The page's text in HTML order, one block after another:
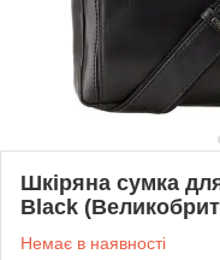
Шкіряна сумка
Black
Немає в наявності